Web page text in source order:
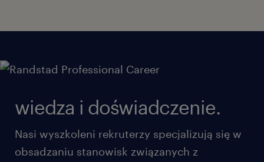
wiedza i doświadczenie.
Nasi wyszkoleni rekruterzy specjalizują się w
obsadzaniu stanowisk związanych z